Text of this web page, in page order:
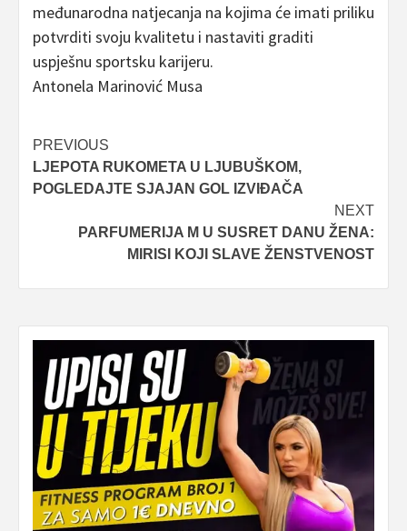
međunarodna natjecanja na kojima će imati priliku
potvrditi svoju kvalitetu i nastaviti graditi
uspješnu sportsku karijeru.
Antonela Marinović Musa
Post
navigation
PREVIOUS
LJEPOTA RUKOMETA U LJUBUŠKOM,
POGLEDAJTE SJAJAN GOL IZVIĐAČA
NEXT
PARFUMERIJA M U SUSRET DANU ŽENA:
MIRISI KOJI SLAVE ŽENSTVENOST